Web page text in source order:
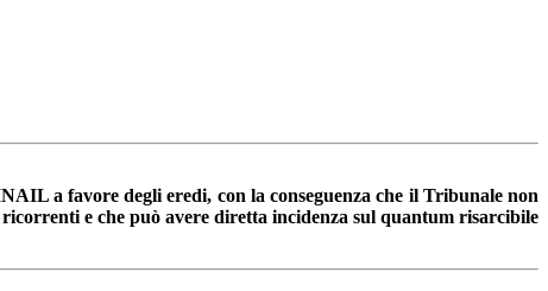
a favore degli eredi, con la conseguenza che il Tribunale non
e che può avere diretta incidenza sul quantum risarcibile